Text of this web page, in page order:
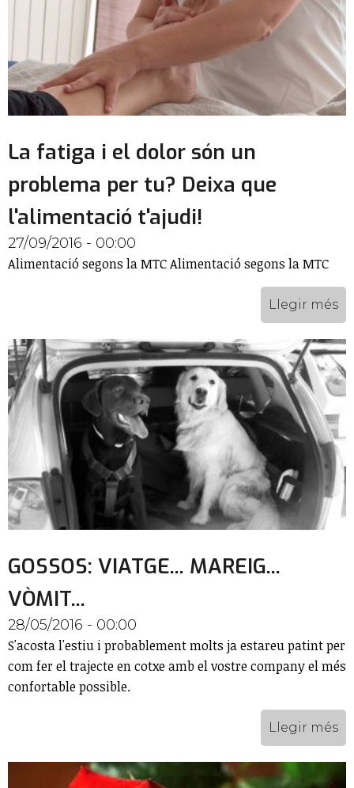
La fatiga i el dolor són un
problema per tu? Deixa que
l'alimentació t'ajudi!
27/09/2016 - 00:00
Alimentació segons la MTC Alimentació segons la MTC
Llegir més
GOSSOS: VIATGE... MAREIG...
VÒMIT...
28/05/2016 - 00:00
S'acosta l'estiu i probablement molts ja estareu patint per
com fer el trajecte en cotxe amb el vostre company el més
confortable possible.
Llegir més